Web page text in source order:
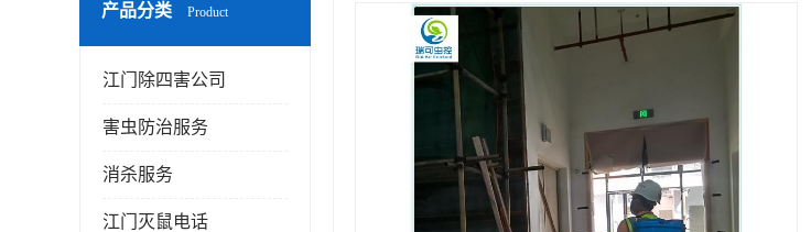
产品分类 Product
江门除四害公司
害虫防治服务
消杀服务
江门灭鼠电话